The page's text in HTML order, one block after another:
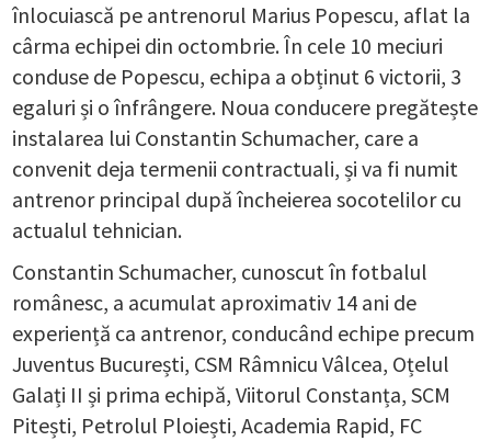
înlocuiască pe antrenorul Marius Popescu, aflat la
cârma echipei din octombrie. În cele 10 meciuri
conduse de Popescu, echipa a obținut 6 victorii, 3
egaluri și o înfrângere. Noua conducere pregătește
instalarea lui Constantin Schumacher, care a
convenit deja termenii contractuali, și va fi numit
antrenor principal după încheierea socotelilor cu
actualul tehnician.
Constantin Schumacher, cunoscut în fotbalul
românesc, a acumulat aproximativ 14 ani de
experiență ca antrenor, conducând echipe precum
Juventus București, CSM Râmnicu Vâlcea, Oțelul
Galați II și prima echipă, Viitorul Constanța, SCM
Pitești, Petrolul Ploiești, Academia Rapid, FC